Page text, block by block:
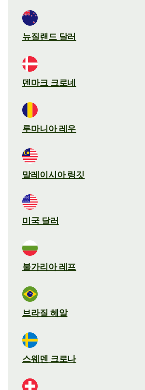
뉴질랜드 달러
덴마크 크로네
루마니아 레우
말레이시아 링깃
미국 달러
불가리아 레프
브라질 헤알
스웨덴 크로나